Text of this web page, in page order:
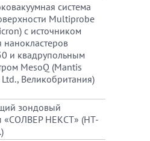
система
Multiprobe
с источником
и квадрупольным
MesoQ (Mantis
Великобритания)
зондовый
«СОЛВЕР НЕКСТ» (НТ-